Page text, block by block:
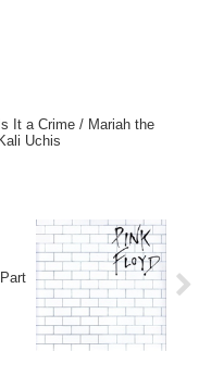
It a Crime / Mariah the
Uchis